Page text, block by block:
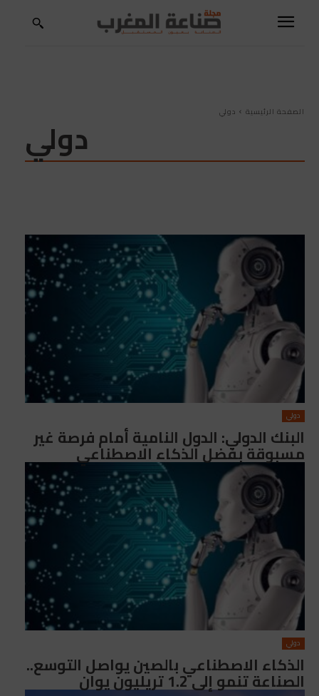
الصفحة الرئيسية دولي
دولي
دولي
البنك الدولي: الدول النامية أمام فرصة غير
مسبوقة بفضل الذكاء الاصطناعي
دولي
الذكاء الاصطناعي بالصين يواصل التوسع..
الصناعة تنمو إلى 1.2 تريليون يوان